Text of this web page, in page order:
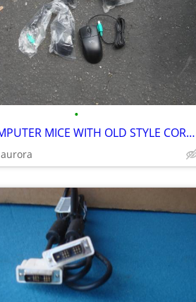
•
NEW COMPUTER MICE WITH OLD STYLE CORDS
aurora